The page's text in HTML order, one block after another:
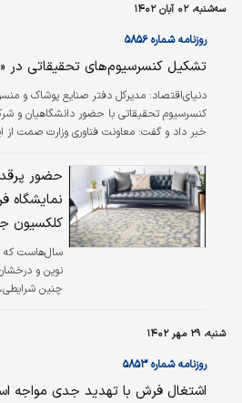
قیمت‌گذاری
هستند به
می‌‌‌شوند. موزه
توریست‌‌‌های
سه‌شنبه، ۰۲ آبان ۱۴۰۲
روزنامه شماره ۵۸۵۶
تشکیل کنسرسیوم‌‌‌های تحقیقاتی
دنیای‌اقتصاد: مدیرکل دفتر صنایع پوشاک و
کنسرسیوم تحقیقاتی با حضور دانشگاهیان و
خبر داد و گفت: معاونت فناوری وزارت صمت
حضور
کلکسیون
سال‌هاست که
نوین و
چنین
شنبه، ۲۹ مهر ۱۴۰۲
روزنامه شماره ۵۸۵۳
اشتغال فرش با تهدید جدی مواجه